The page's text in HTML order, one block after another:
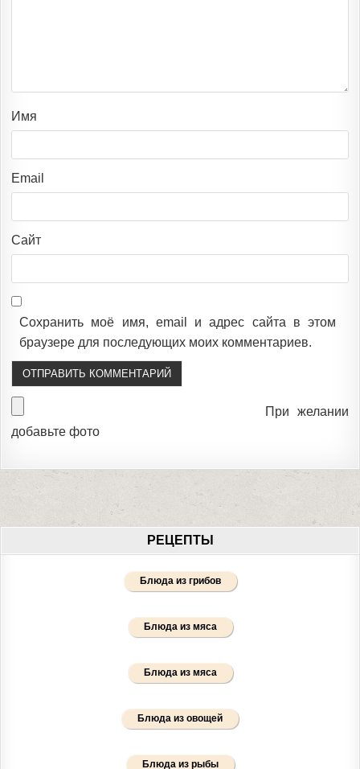
Имя
Email
Сайт
Сохранить моё имя, email и адрес сайта в этом
браузере для последующих моих комментариев.
При желании
добавьте фото
РЕЦЕПТЫ
Блюда из грибов
Блюда из мяса
Блюда из мяса
Блюда из овощей
Блюда из рыбы